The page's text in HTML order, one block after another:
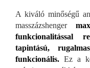
A kiváló minőségű
masszázshenger
funkcionalitással
tapintású,
funkcionális. Ez a